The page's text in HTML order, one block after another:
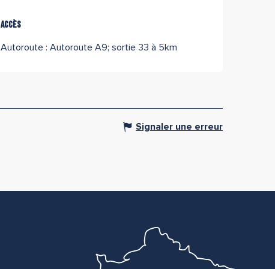
Accès
Accès
Autoroute : Autoroute A9; sortie 33 à 5km
Signaler une erreur